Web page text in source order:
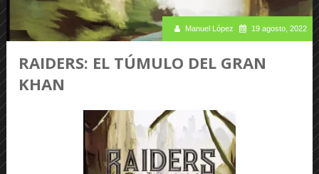
Manuel López 19 agosto, 2022
RAIDERS: EL TÚMULO DEL GRAN
KHAN